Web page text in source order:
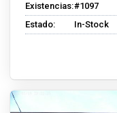
Existencias:#1097
Estado:
In-Stock